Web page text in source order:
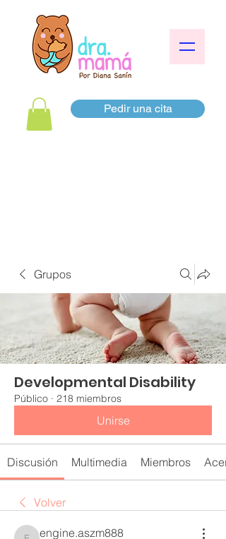
Pedir una cita
Grupos
Developmental Disability
Público · 218 miembros
Unirse
Discusión Multimedia Miembros
Volver
engine.aszm888